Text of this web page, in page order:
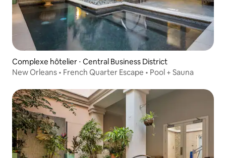
Complexe hôtelier ⋅ Central Business District
New Orleans • French Quarter Escape • Pool + Sauna